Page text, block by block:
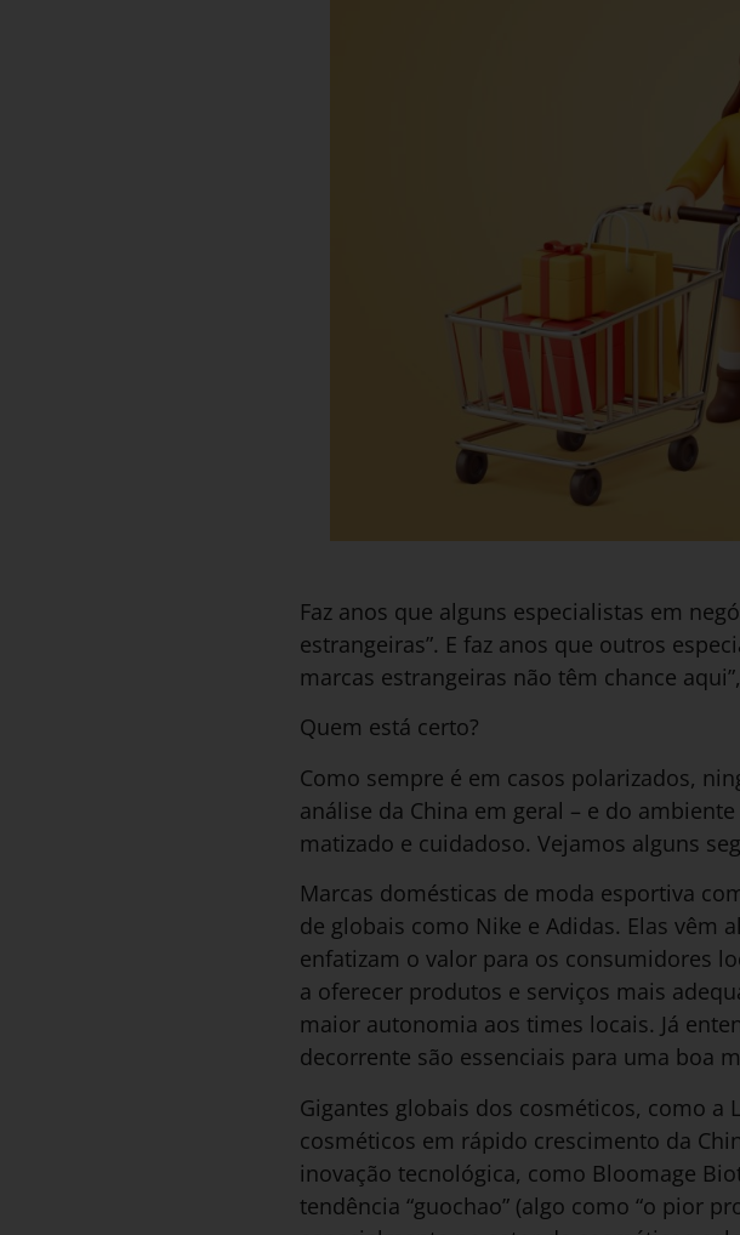
Faz anos que alguns especialistas em
estrangeiras”. E faz anos que outros
marcas estrangeiras não têm chance
Quem está certo?
Como sempre é em casos polarizados,
análise da China em geral – e do
matizado e cuidadoso. Vejamos alguns
Marcas domésticas de moda esportiva
de globais como Nike e Adidas. Elas vêm
enfatizam o valor para os consumidores
a oferecer produtos e serviços mais
maior autonomia aos times locais. Já
decorrente são essenciais para uma boa
Gigantes globais dos cosméticos, como a
cosméticos em rápido crescimento da
inovação tecnológica, como Bloomage
tendência “guochao” (algo como “o pior